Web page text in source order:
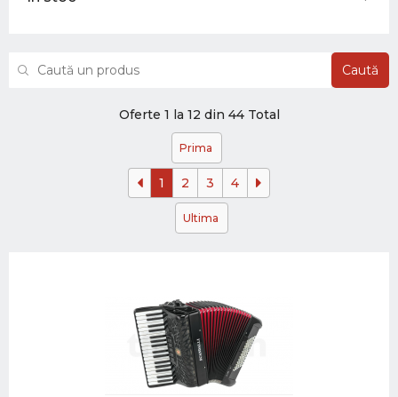
Caută
Oferte 1 la 12 din 44 Total
Prima
1 2 3 4
Ultima